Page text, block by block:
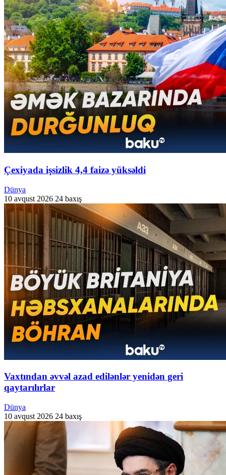
Çexiyada işsizlik 4,4 faizə yüksəldi
Dünya
10 avqust 2026 24 baxış
Vaxtından əvvəl azad edilənlər yenidən geri
qaytarılırlar
Dünya
10 avqust 2026 24 baxış